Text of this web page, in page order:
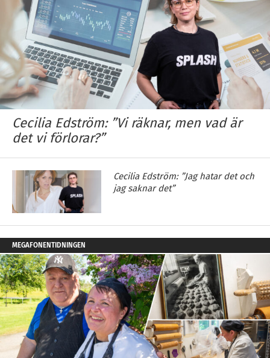
Cecilia Edström: ”Vi räknar, men vad är
det vi förlorar?”
Cecilia Edström: ”Jag hatar det och
jag saknar det”
MEGAFONENTIDNINGEN